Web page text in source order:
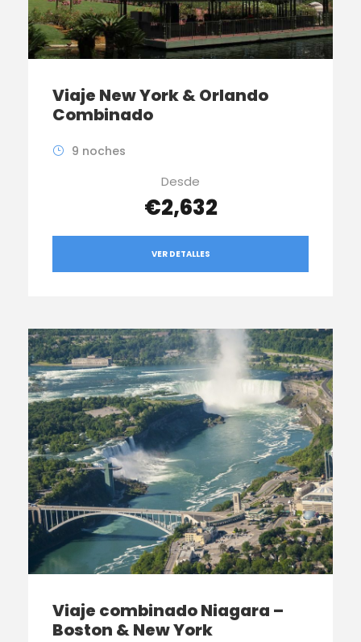
Viaje New York & Orlando
Combinado
9 noches
Desde
€2,632
VER DETALLES
Viaje combinado Niagara –
Boston & New York